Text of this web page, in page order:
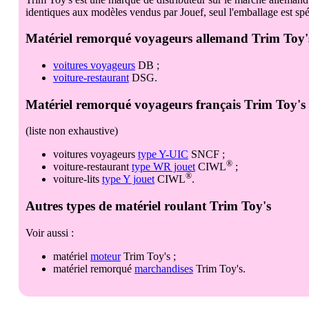
allemand Trim
voitures voyageursDB
voiture-restaurantDSG
français Trim Toy's
(liste non exhaustive)
voitures voyageurs type Y-UIC SNCF
voiture-restauranttype WR jouetCIWL®
voiture-lits type Y jouetCIWL®
Trim Toy's
Voir aussi :
matériel moteurTrim Toy's
matériel remorqué marchandisesTrim Toy's